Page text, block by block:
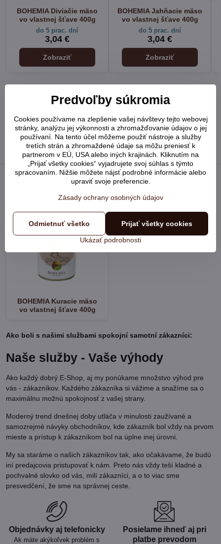
BOHEMIA Diviačie mäso
vo vlastnej šťave 400g
do 5 prac. dní
3,04 €
Zobraziť
BOHEMIA Jahňacie mäso
vo vlastnej šťave 400g
do 5 prac. dní
3,04 €
Zobraziť
Radi Vám poradíme:
+421 948 902 752
Naposledy prezerané
BOHEMIA Kuracie mäso
vo vlastnej šťave 400g
Ako boli s našimi službami spokojní samotní zákazníci:
Naše služby - Vaše výhody
Ako každý dobrý E-Shop, aj my ponúkame množstvo výhod pre
vás - zákazníkov. Každého zákazníka si vážime a snažíme sa o
maximálnu možnú spokojnosť z vašej strany.
Moderný trend dnešnej doby utláča v minulosti zaužívané a
samozrejmé návyky obchodníkov, kde zákazník bol vždy na prvom
mieste a prístup k zákazníkom bol na úplne inej úrovni.
My sa staráme o našich zákazníkov tak, ako očakávame, že budú
iní predajcovia pristupovať k nám. Preto nás vždy teší kladné a
pochvalné slovko od vás, milí zákazníci, a o to viac sme
presvedčení, že sme na správnej ceste.
Objednávky aj telefonicky
Ak máte akýkoľvek problém s
Posielame ihneď aj pri
platbe prevodom
Predvoľby súkromia
Cookies používame na zlepšenie vašej návštevy tejto webovej
stránky, analýzu jej výkonnosti a zhromažďovanie údajov o jej
používaní. Na tento účel môžeme použiť nástroje a služby
tretích strán a zhromaždené údaje sa môžu preniesť k
partnerom v EÚ, USA alebo iných krajinách. Kliknutím na
„Prijať všetky cookies“ vyjadrujete svoj súhlas s týmto
spracovaním. Nižšie môžete nájsť podrobné informácie alebo
upraviť svoje preferencie.
Zásady ochrany osobných údajov
Ukázať podrobnosti
Prijať všetky cookies
Odmietnuť všetko